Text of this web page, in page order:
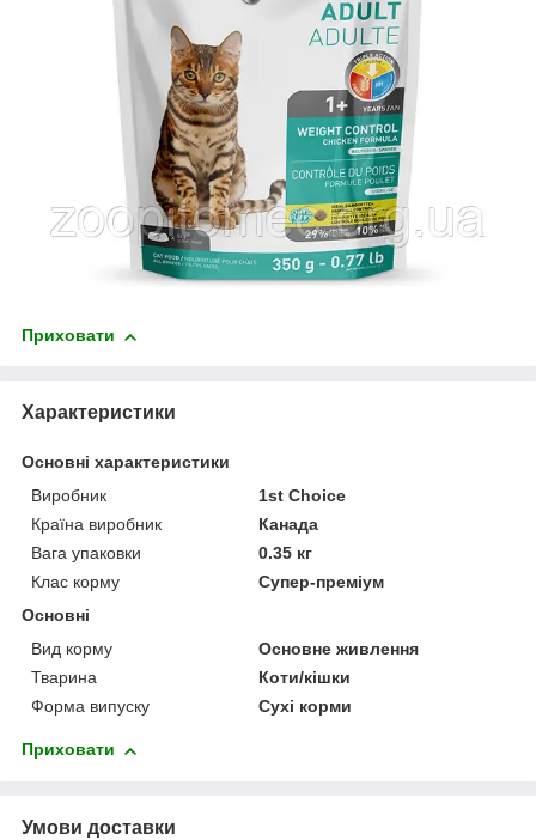
Приховати
Характеристики
Основні характеристики
Виробник
1st Choice
Країна виробник
Канада
Вага упаковки
0.35 кг
Клас корму
Супер-преміум
Основні
Вид корму
Основне живлення
Тварина
Коти/кішки
Форма випуску
Сухі корми
Приховати
Умови доставки